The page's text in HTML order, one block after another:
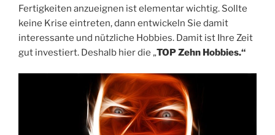
Fertigkeiten anzueignen ist elementar wichtig. Sollte
keine Krise eintreten, dann entwickeln Sie damit
interessante und nützliche Hobbies. Damit ist Ihre Zeit
gut investiert. Deshalb hier die „TOP Zehn Hobbies.“